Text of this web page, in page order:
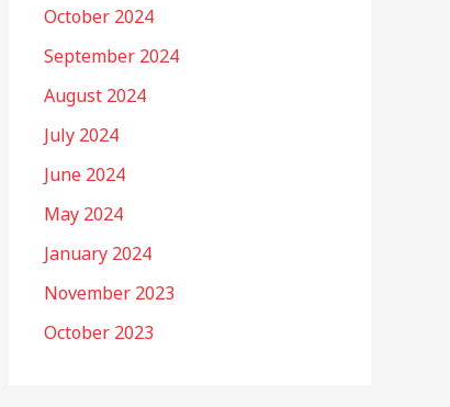
October 2024
September 2024
August 2024
July 2024
June 2024
May 2024
January 2024
November 2023
October 2023